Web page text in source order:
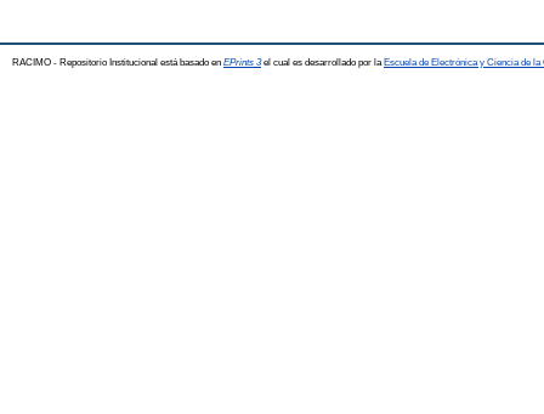
RACIMO - Repositorio Institucional está basado en EPrints 3el cual es desarrollado por la Escuela de Electrónica y Ciencia de la